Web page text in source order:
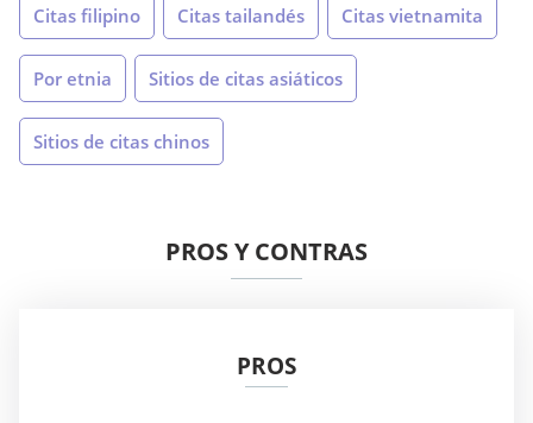
Citas filipino Citas tailandés Citas vietnamita
Por etnia Sitios de citas asiáticos
Sitios de citas chinos
PROS Y CONTRAS
PROS